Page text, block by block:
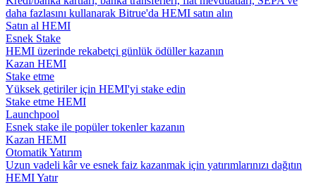
Rehber
Vadeli İşlemler Başlangıç Kılavuzu
daha fazlasını kullanarak Bitrue'da HEMI satın alın
Satın al HEMI
Esnek Stake
HEMI üzerinde rekabetçi günlük ödüller kazanın
Kazan HEMI
Stake etme
Yüksek getiriler için HEMI'yi stake edin
Stake etme HEMI
Launchpool
Esnek stake ile popüler tokenler kazanın
Kazan HEMI
Otomatik Yatırım
Uzun vadeli kâr ve esnek faiz kazanmak için yatırımlarınızı dağıtın
HEMI Yatır